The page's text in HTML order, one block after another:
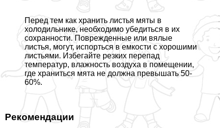
Перед тем как хранить листья мяты в
холодильнике, необходимо убедиться в их
сохранности. Поврежденные или вялые
листья, могут, испорться в емкости с хорошими
листьями. Избегайте резких перепад
температур, влажность воздуха в помещении,
где храниться мята не должна превышать 50-
60%.
Рекомендации